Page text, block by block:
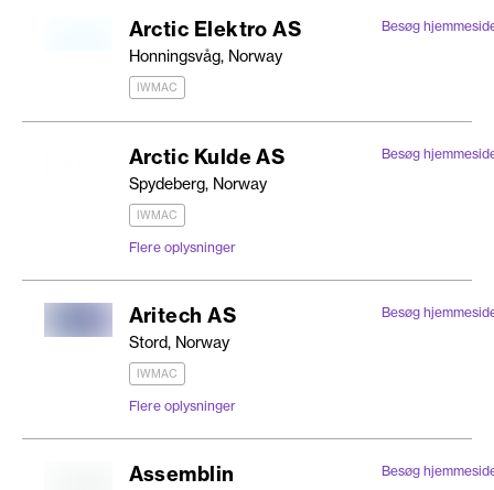
Arctic Elektro AS
Honningsvåg, Norway
IWMAC
Besøg
Arctic Kulde AS
Spydeberg, Norway
IWMAC
Flere oplysninger
Besøg
Aritech AS
Stord, Norway
IWMAC
Flere oplysninger
Besøg
Assemblin Besøg